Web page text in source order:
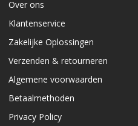
Over ons
Klantenservice
Zakelijke Oplossingen
Verzenden & retourneren
Algemene voorwaarden
Betaalmethoden
Privacy Policy